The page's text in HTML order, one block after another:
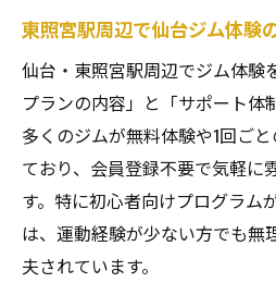
会員登録なしで仙台ジ
1回利用可能な仙台ジ
続けやすい仙台のジムを
仙台ジム選びは続け
東照宮駅周辺の仙台
説
仙台ジムの営業時間や
東照宮駅周辺で仙台ジム体験
仙台・東照宮駅周辺でジム体験
プランの内容」と「サポート体
多くのジムが無料体験や1回ご
ており、会員登録不要で気軽に
す。特に初心者向けプログラム
は、運動経験が少ない方でも無
夫されています。